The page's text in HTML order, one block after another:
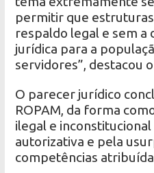
permitir que
respaldo legal e sem a
jurídica para a
servidores”, destacou
O parecer jurídico
ROPAM, da forma
ilegal e
autorizativa e pela
competências